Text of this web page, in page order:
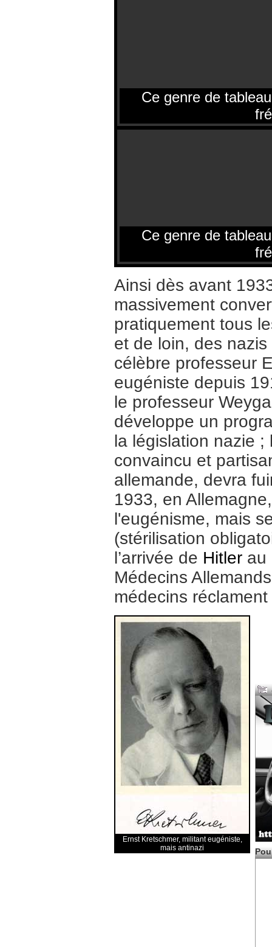
Ce genre de
Ce genre de
Ainsi dès avant
massivement
pratiquement tous
et de loin, des
célèbre professeur
eugéniste depuis
le professeur
développe un
la législation nazie ;
convaincu et
allemande, devra
1933, en
l'eugénisme, mais
(stérilisation
l’arrivée de Hitler au
Médecins
médecins
Ernst Kretschmer, militant eugéniste,
mais antinazi